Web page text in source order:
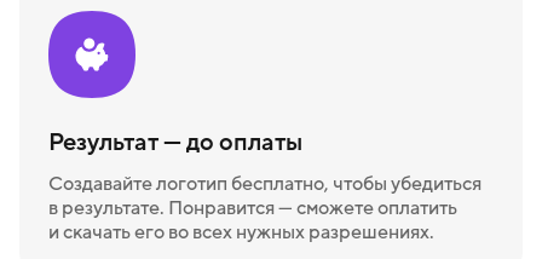
Результат — до оплаты
Создавайте логотип бесплатно, чтобы убедиться
в результате. Понравится — сможете оплатить
и скачать его во всех нужных разрешениях.